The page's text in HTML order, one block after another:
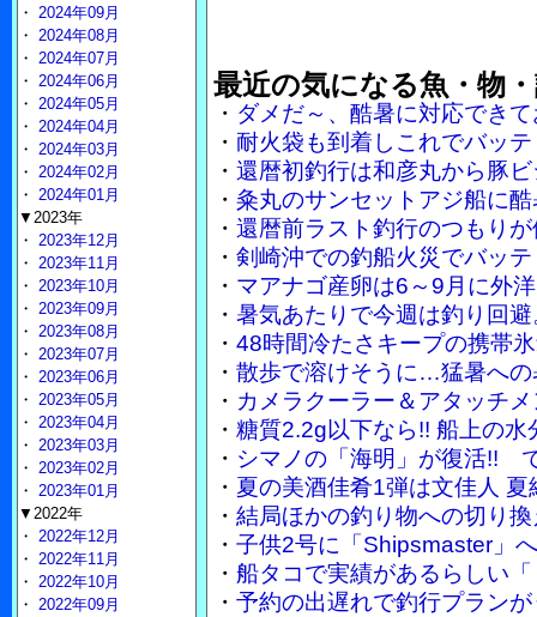
最近の気になる魚・物
・ ダメだ～、酷暑に対応でき
・ 耐火袋も到着しこれでバッ
・ 還暦初釣行は和彦丸から豚
・ 粂丸のサンセットアジ船に
・ 還暦前ラスト釣行のつもり
・ 剣崎沖での釣船火災でバッ
・ マアナゴ産卵は6～9月に外
・ 暑気あたりで今週は釣り回
・ 48時間冷たさキープの携帯
・ 散歩で溶けそうに…猛暑へ
・ カメラクーラー＆アタッチ
・ 糖質2.2g以下なら!! 船上の
・ シマノの「海明」が復活!!
・ 夏の美酒佳肴1弾は文佳人
・ 結局ほかの釣り物への切り
・ 子供2号に「Shipsmaster」
・ 船タコで実績があるらしい
・ 予約の出遅れで釣行プラン
・ 2024年09月
・ 2024年08月
・ 2024年07月
・ 2024年06月
・ 2024年05月
・ 2024年04月
・ 2024年03月
・ 2024年02月
・ 2024年01月
▼2023年
・ 2023年12月
・ 2023年11月
・ 2023年10月
・ 2023年09月
・ 2023年08月
・ 2023年07月
・ 2023年06月
・ 2023年05月
・ 2023年04月
・ 2023年03月
・ 2023年02月
・ 2023年01月
▼2022年
・ 2022年12月
・ 2022年11月
・ 2022年10月
・ 2022年09月